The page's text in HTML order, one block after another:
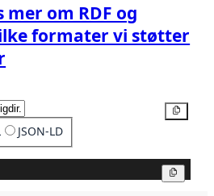
mer om RDF og
formater vi støtter
JSON-LD